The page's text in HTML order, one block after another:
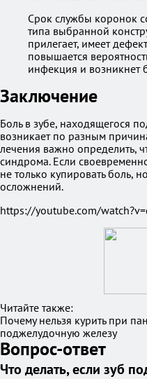
Срок службы коронок
типа выбранной
прилегает, имеет
повышается
инфекция и возникнет
Заключение
Боль в зубе, находящегося
возникает по разным
лечения важно определить,
синдрома. Если
не только купировать боль,
осложнений.
https://youtube.com/
Читайте также:
Почему нельзя курить при
поджелудочную железу
Вопрос-ответ
Что делать, если зуб